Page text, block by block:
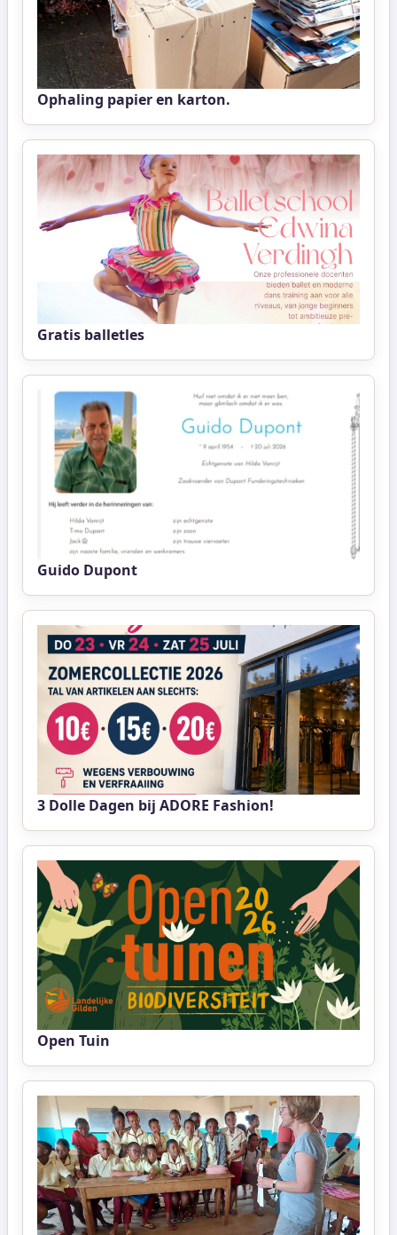
Ophaling papier en karton.
Gratis balletles
Guido Dupont
3 Dolle Dagen bij ADORE Fashion!
Open Tuin